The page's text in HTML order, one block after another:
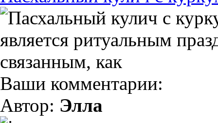
является ритуальным
связанным, как
Ваши комментарии:
Автор: Элла